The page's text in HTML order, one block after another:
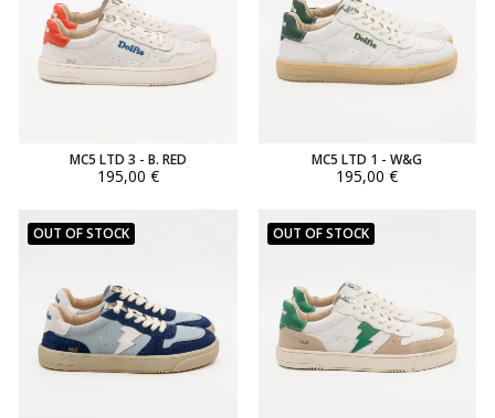
MC5 LTD 3 - B. RED
195,00 €
MC5 LTD 1 - W&G
195,00 €
OUT OF STOCK OUT OF STOCK